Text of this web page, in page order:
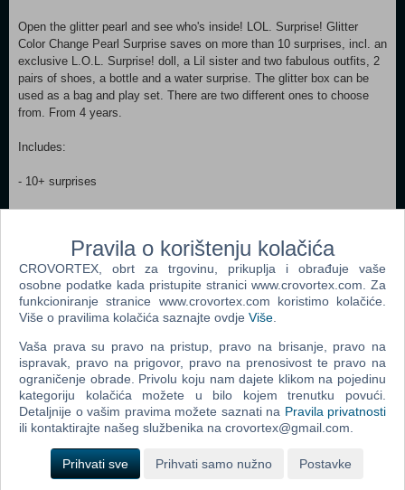
Open the glitter pearl and see who's inside! LOL. Surprise! Glitter
Color Change Pearl Surprise saves on more than 10 surprises, incl. an
exclusive L.O.L. Surprise! doll, a Lil sister and two fabulous outfits, 2
pairs of shoes, a bottle and a water surprise. The glitter box can be
used as a bag and play set. There are two different ones to choose
from. From 4 years.
Includes:
- 10+ surprises
- L.O.L Surprise! Lil sister doll
- box can be used as a bag and play set
Popularno
LOL LANČIĆ S PRIVJESKOM, SORT
LOL NARUKVICA S 3 PRIVJESKA, SORT
LOL Surprise - OMG Fashion Show Mega Runway
Playset (584339)
Pravila o korištenju kolačića
CROVORTEX, obrt za trgovinu, prikuplja i obrađuje vaše
osobne podatke kada pristupite stranici www.crovortex.com. Za
funkcioniranje stranice www.crovortex.com koristimo kolačiće.
Više o pravilima kolačića saznajte ovdje Više
Vaša prava su pravo na pristup, pravo na brisanje, pravo na
ispravak, pravo na prigovor, pravo na prenosivost te pravo na
ograničenje obrade. Privolu koju nam dajete klikom na pojedinu
kategoriju kolačića možete u bilo kojem trenutku povući.
Detaljnije o vašim pravima možete saznati na Pravila privatnosti
ili kontaktirajte našeg službenika na crovortex@gmail.com.
Prihvati sve Prihvati samo nužno Postavke